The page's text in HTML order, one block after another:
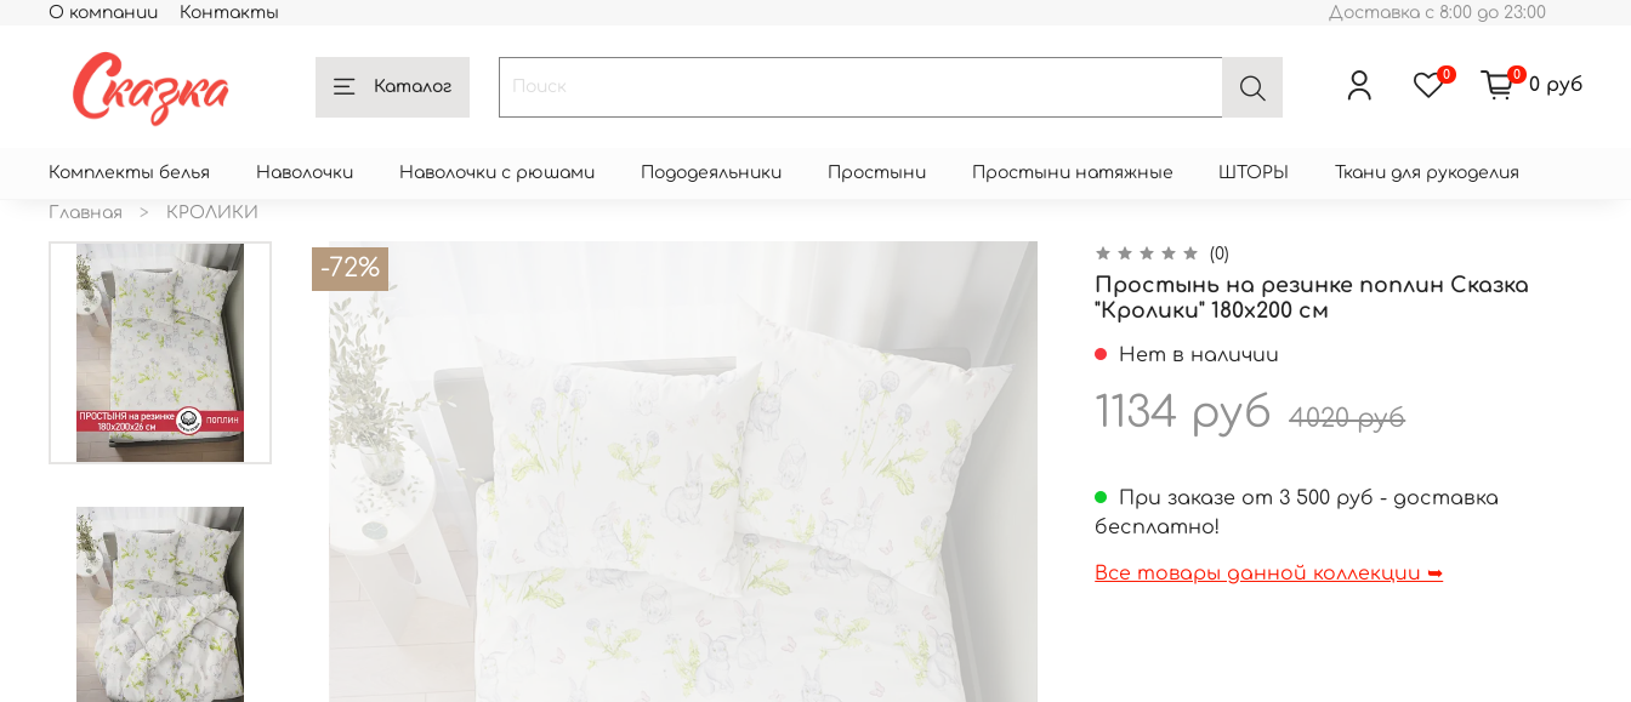
О компании Контакты Доставка с 8:00 до 23:00
Каталог
0 0 0 руб
Комплекты белья Наволочки Наволочки с рюшами Пододеяльники Простыни Простыни натяжные ШТОРЫ Ткани для рукоделия
Главная КРОЛИКИ
-72% (0)
Простынь на резинке поплин Сказка
"Кролики" 180x200 см
Нет в наличии
1134 руб 4020 руб
При заказе от 3 500 руб - доставка
бесплатно!
Все товары данной коллекции ➥